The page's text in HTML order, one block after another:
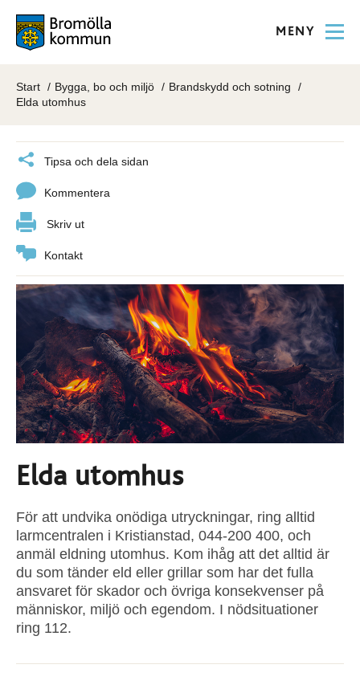
MENY
Start Bygga, bo och miljö
Brandskydd och sotning
Elda utomhus
Tipsa och dela sidan
Kommentera
Skriv ut
Kontakt
Elda utomhus
För att undvika onödiga utryckningar, ring alltid
larmcentralen i Kristianstad, 044-200 400, och
anmäl eldning utomhus. Kom ihåg att det alltid är
du som tänder eld eller grillar som har det fulla
ansvaret för skador och övriga konsekvenser på
människor, miljö och egendom. I nödsituationer
ring 112.